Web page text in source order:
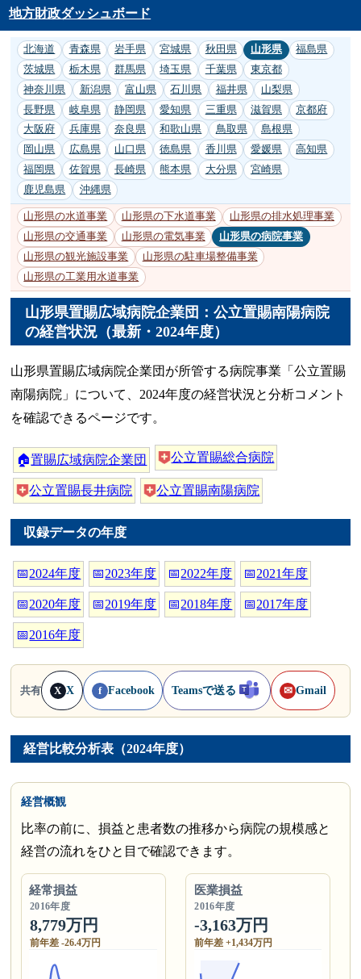
地方財政ダッシュボード
北海道 青森県 岩手県 宮城県 秋田県 山形県
福島県
茨城県
栃木県 群馬県 埼玉県 千葉県
東京都
神奈川県
新潟県 富山県 石川県 福井県
山梨県
長野県
岐阜県 静岡県 愛知県 三重県 滋賀県
京都府
大阪府
兵庫県 奈良県 和歌山県 鳥取県
島根県
岡山県
広島県 山口県 徳島県 香川県 愛媛県
高知県
福岡県
佐賀県 長崎県 熊本県 大分県
宮崎県
鹿児島県
沖縄県
山形県の水道事業 山形県の下水道事業
山形県の排水処理事業
山形県の交通事業
山形県の電気事業
山形県の病院事業
山形県の観光施設事業
山形県の駐車場整備事業
山形県の工業用水道事業
山形県置賜広域病院企業団：公立置賜南陽病院
の経営状況（最新・2024年度）
山形県置賜広域病院企業団が所管する病院事業「公立置賜
南陽病院」について、2024年度の経営状況と分析コメント
を確認できるページです。
🏠置賜広域病院企業団 公立置賜総合病院
公立置賜長井病院 公立置賜南陽病院
収録データの年度
📅2024年度 📅2023年度 📅2022年度 📅2021年度
📅2020年度 📅2019年度 📅2018年度 📅2017年度
📅2016年度
共有 X X f Facebook Teamsで送る ✉ Gmail
経営比較分析表（2024年度）
経営概観
比率の前に、損益と患者数の推移から病院の規模感と
経営の流れをひと目で確認できます。
経常損益
2016年度
8,779万円
前年差 -26.4万円
医業損益
2016年度
-3,163万円
前年差 +1,434万円